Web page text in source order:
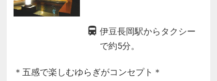
伊豆長岡駅からタクシー
で約5分。
＊五感で楽しむゆらぎがコンセプト＊